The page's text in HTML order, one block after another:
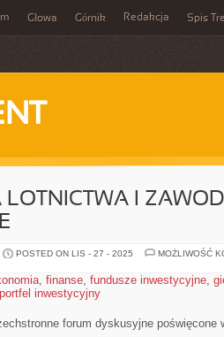
Głowa Górnik Redakcja Spis
LOTNICTWA I
POSTED ON LIS - 27 - 2025
MOŻLIWOŚĆ
, finanse, fundusze inwestycyjne,
portfel inwestycyjny
forum dyskusyjne poświęcone